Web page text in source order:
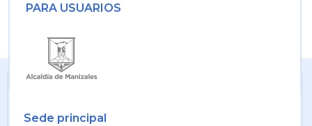
PARA USUARIOS
Sede principal